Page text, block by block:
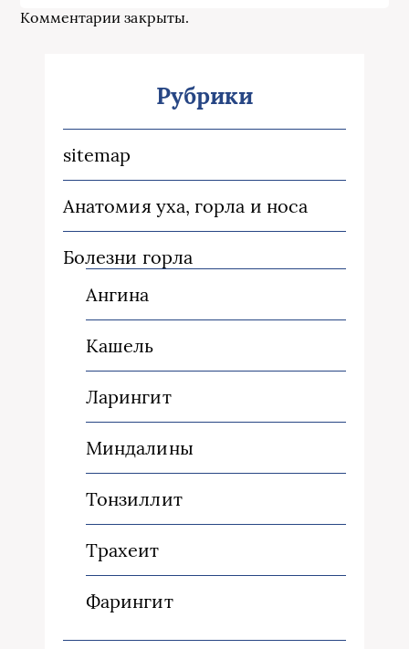
Комментарии закрыты.
Рубрики
sitemap
Анатомия уха, горла и носа
Болезни горла
Ангина
Кашель
Ларингит
Миндалины
Тонзиллит
Трахеит
Фарингит